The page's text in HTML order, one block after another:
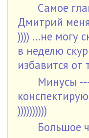
Самое
Дмитрий
)))) ...не могу
в неделю
избавится
Минусы
))))))))))
Большое